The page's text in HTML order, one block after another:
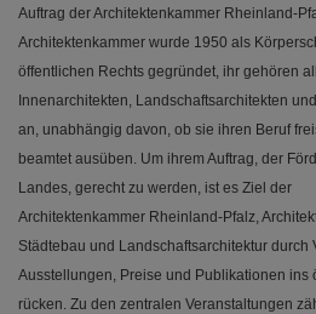
Auftrag der Architektenkammer Rheinland-
Architektenkammer wurde 1950 als
öffentlichen Rechts gegründet, ihr gehören
Innenarchitekten, Landschaftsarchitekten
an, unabhängig davon, ob sie ihren Beruf
beamtet ausüben. Um ihrem Auftrag, der
Landes, gerecht zu werden, ist es Ziel der
Architektenkammer Rheinland-Pfalz,
Städtebau und Landschaftsarchitektur durch
Ausstellungen, Preise und Publikationen ins
rücken. Zu den zentralen Veranstaltungen